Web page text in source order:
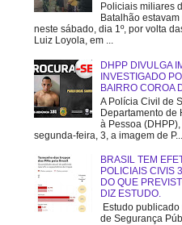
Policiais miliares
Batalhão
neste sábado, dia 1º, por volta
Luiz Loyola, em ...
DHPP DIVULGA
INVESTIGADO
BAIRRO COROA
A Polícia Civil de
Departamento de
à Pessoa
segunda-feira, 3, a imagem de P...
BRASIL TEM
POLICIAIS CIVIS
DO QUE
DIZ ESTUDO.
Estudo
de Segurança